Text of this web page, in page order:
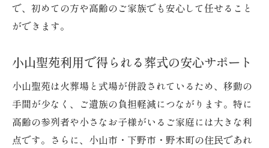
で、初めての方や高齢のご家族でも安心して任せること
ができます。
小山聖苑利用で得られる葬式の安心サポート
小山聖苑は火葬場と式場が併設されているため、移動の
手間が少なく、ご遺族の負担軽減につながります。特に
高齢の参列者や小さなお子様がいるご家庭には大きな利
点です。さらに、小山市・下野市・野木町の住民であれ